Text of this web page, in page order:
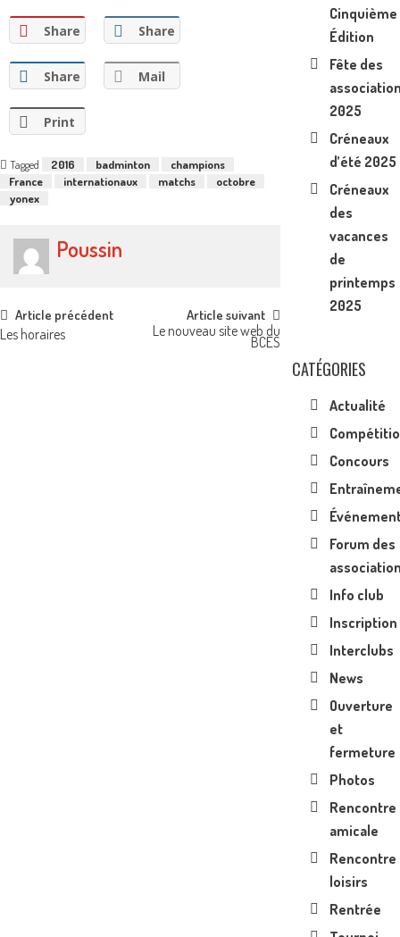
Share Share
Share Mail
Print
Tagged 2016 badminton
champions
France
internationaux matchs
octobre
yonex
Poussin
Post
Article précédent
Les horaires
Article suivant
Le nouveau site web du
BCES
Cinquième
Édition
Fête des
2025
Créneaux
d’été 2025
Créneaux
des
vacances
de
printemps
2025
CATÉGORIES
Actualité
Concours
Forum des
Info club
Inscription
Interclubs
News
Ouverture
et
fermeture
Photos
Rencontre
amicale
Rencontre
loisirs
Rentrée